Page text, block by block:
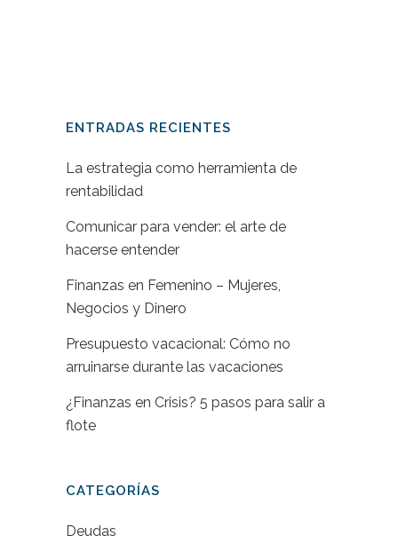
ENTRADAS RECIENTES
La estrategia como herramienta de
rentabilidad
Comunicar para vender: el arte de
hacerse entender
Finanzas en Femenino – Mujeres,
Negocios y Dinero
Presupuesto vacacional: Cómo no
arruinarse durante las vacaciones
¿Finanzas en Crisis? 5 pasos para salir a
flote
CATEGORÍAS
Deudas